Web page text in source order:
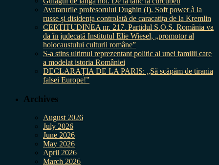
Avatarurile profesorului Dughin (I). Soft power à la
russe și disidența controlată de caracatița de la Kremlin
CERTITUDINEA nr. 217. Partidul S.O.S. România va
da în judecată Institutul Elie Wiesel, „promotor al
holocaustului culturii române”
S-a stins ultimul reprezentant politic al unei familii care
a modelat istoria României
DECLARAȚIA DE LA PARIS: „Să scăpăm de tirania
falsei Europe!”
Archives
August 2026
July 2026
June 2026
May 2026
April 2026
March 2026